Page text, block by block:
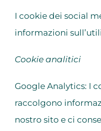
I cookie dei social
informazioni
Cookie analitici
Google Analytics: I
raccolgono
nostro sito e ci